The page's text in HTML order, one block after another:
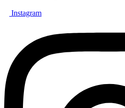
Instagram